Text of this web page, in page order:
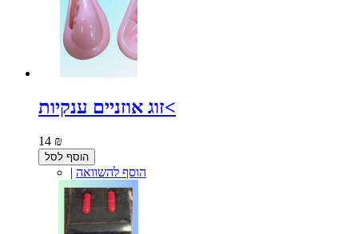
זוג אוזניים ענקיות<
14 ₪
הוסף לסל
| הוסף להשוואה